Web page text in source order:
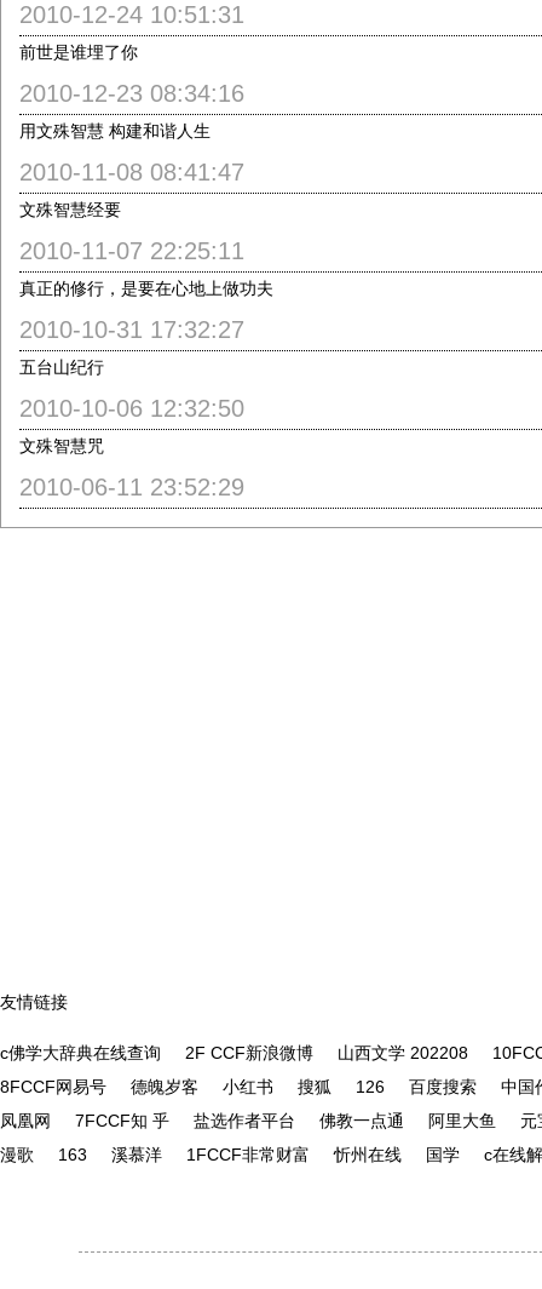
2010-12-24 10:51:31
前世是谁埋了你
2010-12-23 08:34:16
用文殊智慧 构建和谐人生
2010-11-08 08:41:47
文殊智慧经要
2010-11-07 22:25:11
真正的修行，是要在心地上做功夫
2010-10-31 17:32:27
五台山纪行
2010-10-06 12:32:50
文殊智慧咒
2010-06-11 23:52:29
友情链接
c佛学大辞典在线查询 2F CCF新浪微博 山西文学 202208
8FCCF网易号
德魄岁客 小红书 搜狐 126 百度搜索
中国
凤凰网
7FCCF知 乎 盐选作者平台 佛教一点通 阿里大鱼
元
漫歌
163 溪慕洋 1FCCF非常财富 忻州在线 国学 c在线